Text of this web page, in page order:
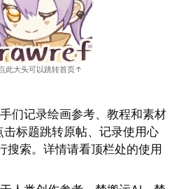
们记录绘画参考、教程和素材
击标题跳转原帖、记录使用心
搜索。详情请看顶栏处的使用